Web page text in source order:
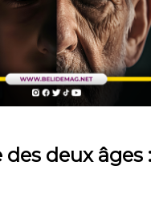
deux âges